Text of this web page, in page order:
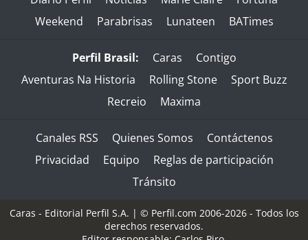
Weekend
Parabrisas Lunateen BATimes
Perfil Brasil: Caras
Contigo
Aventuras Na Historia
Rolling Stone
Sport Buzz
Recreio
Maxima
Canales RSS Quienes Somos
Contáctenos
Privacidad
Equipo
Reglas de participación
Tránsito
Caras - Editorial Perfil S.A. | © Perfil.com 2006-2026 - Todos los
derechos reservados.